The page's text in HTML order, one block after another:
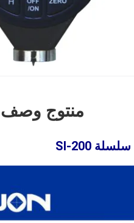
منتوج وصف
سلسلة SI-200